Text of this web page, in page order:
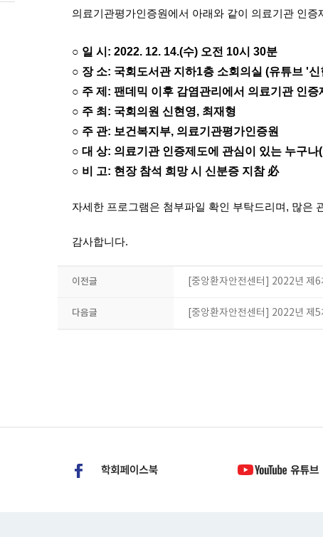
의료기관평가인증원에서 아래와 같이 의료기관 인
○ 일 시: 2022. 12. 14.(수) 오전 10시 30분
○ 장 소: 국회도서관 지하1층 소회의실 (유튜브 '
○ 주 제: 팬데믹 이후 감염관리에서 의료기관 인
○ 주 최: 국회의원 신현영, 최재형
○ 주 관: 보건복지부, 의료기관평가인증원
○ 대 상: 의료기관 인증제도에 관심이 있는 누구나
○ 비 고: 현장 참석 희망 시 신분증 지참 必
자세한 프로그램은 첨부파일 확인 부탁드리며, 많은
감사합니다.
이전글 [중앙환자안전센터] 2022년 제
다음글 [중앙환자안전센터] 2022년 제